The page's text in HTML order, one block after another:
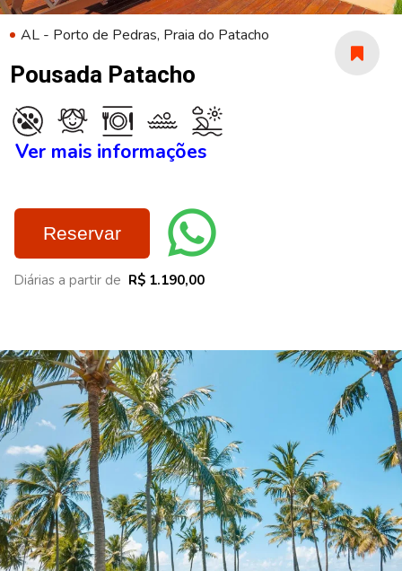
AL - Porto de Pedras, Praia do Patacho
Pousada Patacho
Ver mais informações
Reservar
Diárias a partir de R$ 1.190,00